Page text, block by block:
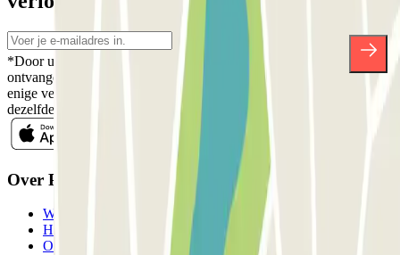
*Door u in te schrijven aanvaardt u ons Privacybeleid voor het
ontvangen van commerciële communicatie van Parclick. Zonder
enige verplichting kunt u zich uitschrijven wanneer u maar wilt in
dezelfde nieuwsbrief.
Over Parclick
Wie we zijn
Hoe het werkt
Onze parkeergarages